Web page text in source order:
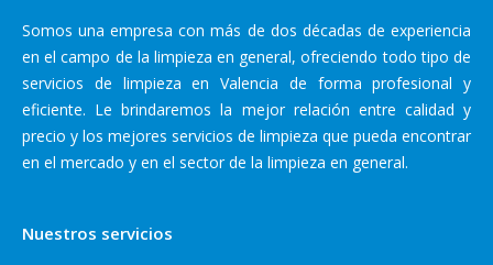
Somos una empresa con más de dos décadas de experiencia
en el campo de la limpieza en general, ofreciendo todo tipo de
servicios de limpieza en Valencia de forma profesional y
eficiente. Le brindaremos la mejor relación entre calidad y
precio y los mejores servicios de limpieza que pueda encontrar
en el mercado y en el sector de la limpieza en general.
Nuestros servicios